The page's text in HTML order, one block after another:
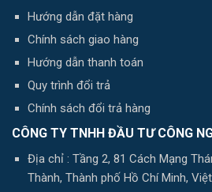
Hướng dẫn đặt hàng
Chính sách giao hàng
Hướng dẫn thanh toán
Quy trình đổi trả
Chính sách đổi trả hàng
CÔNG TY TNHH ĐẦU TƯ CÔNG
Địa chỉ : Tầng 2, 81 Cách Mạng
Thành, Thành phố Hồ Chí Minh,